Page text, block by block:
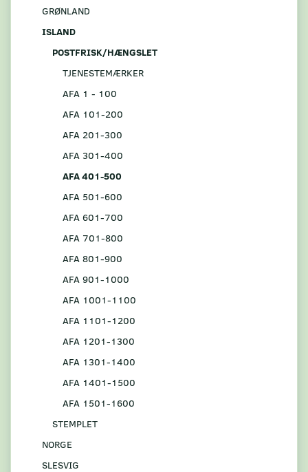
GRØNLAND
ISLAND
POSTFRISK/HÆNGSLET
TJENESTEMÆRKER
AFA 1 - 100
AFA 101-200
AFA 201-300
AFA 301-400
AFA 401-500
AFA 501-600
AFA 601-700
AFA 701-800
AFA 801-900
AFA 901-1000
AFA 1001-1100
AFA 1101-1200
AFA 1201-1300
AFA 1301-1400
AFA 1401-1500
AFA 1501-1600
STEMPLET
NORGE
SLESVIG